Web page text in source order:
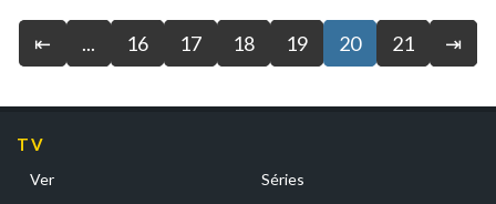
⇤ ... 16 17 18 19 20 21 ⇥
TV
Ver Séries